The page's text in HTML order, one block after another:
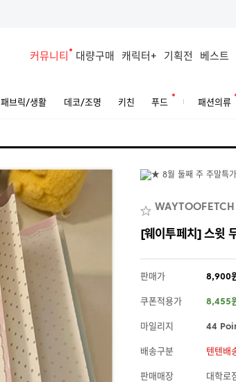
커뮤니티 대량구매 캐릭터+ 기획전 베스트
패브릭/생활 데코/조명 키친 푸드 패션의류
WAYTOOFETCH
[웨이투페치] 스윗
판매가 8,900
쿠폰적용가 8,455
마일리지 44
배송구분 텐텐배
판매매장 대학로